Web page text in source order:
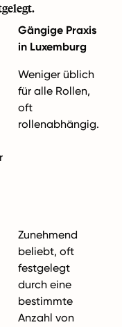
Gängige Praxis
in Luxemburg
Weniger üblich
für alle Rollen,
oft
rollenabhängig.
Zunehmend
beliebt, oft
festgelegt
durch eine
bestimmte
Anzahl von